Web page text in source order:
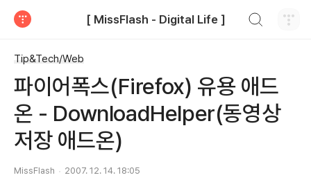
[ MissFlash - Digital Life ]
Tip&Tech/Web
파이어폭스(Firefox) 유용 애드
온 - DownloadHelper(동영상
저장 애드온)
MissFlash 2007. 12. 14. 18:05